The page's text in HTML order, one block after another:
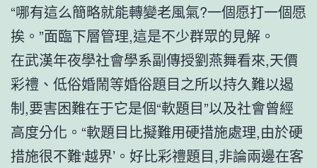
“哪有這么簡略就能轉變老風氣?一個愿打一個愿
挨。”面臨下層管理,這是不少群眾的見解。
在武漢年夜學社會學系副傳授劉燕舞看來,天價
彩禮、低俗婚鬧等婚俗題目之所以持久難以遏
制,要害困難在于它是個“軟題目”以及社會曾經
高度分化。“軟題目比擬難用硬措施處理,由於硬
措施很不難‘越界’。好比彩禮題目,非論兩邊在客